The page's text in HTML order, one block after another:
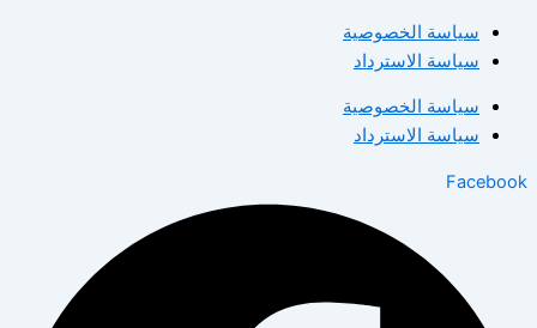
سياسة الخصوصية
سياسة الاسترداد
سياسة الخصوصية
سياسة الاسترداد
Facebook